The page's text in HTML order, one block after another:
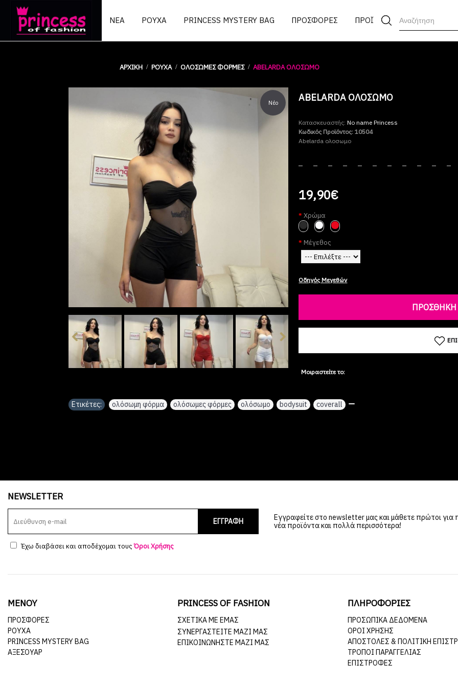
ΝΕΑ ΡΟΥΧΑ PRINCESS MYSTERY BAG ΠΡΟΣΦΟΡΕΣ ΠΡΟΪΟΝΤΑ
ΑΡΧΙΚΉ ΡΟΥΧΑ ΟΛΌΣΩΜΕΣ ΦΌΡΜΕΣ ABELARDA ΟΛΟΣΩΜΟ
Νέο ABELARDA ΟΛΟΣΩΜΟ
Κατασκευαστής:No name Princess
Κωδικός Προϊόντος:10504
Abelarda ολοσωμο
19,90€
Χρώμα
Μέγεθος
Οδηγός Μεγεθών
ΠΡΟΣΘΉΚΗ
Μοιραστείτε το:
Ετικέτες: ολόσωμη φόρμα , ολόσωμες φόρμες , ολόσωμο , bodysuit , coverall ,
NEWSLETTER
ΕΓΓΡΑΦΗ
Εγγραφείτε στο newsletter μας και μάθετε πρώτοι για
νέα προϊόντα και πολλά περισσότερα!
Έχω διαβάσει και αποδέχομαι τουςΌροι Χρήσης
ΜΕΝΟΥ
ΠΡΟΣΦΟΡΕΣ
ΡΟΥΧΑ
PRINCESS MYSTERY BAG
ΑΞΕΣΟΥΑΡ
PRINCESS OF FASHION
ΣΧΕΤΙΚΆ ΜΕ ΕΜΆΣ
ΣΥΝΕΡΓΑΣΤΕΊΤΕ ΜΑΖΊ ΜΑΣ
ΕΠΙΚΟΙΝΩΝΉΣΤΕ ΜΑΖΊ ΜΑΣ
ΠΛΗΡΟΦΟΡΙΕΣ
ΠΡΟΣΩΠΙΚΆ ΔΕΔΟΜΈΝΑ
ΌΡΟΙ ΧΡΉΣΗΣ
ΑΠΟΣΤΟΛΈΣ & ΠΟΛΙΤΙΚΉ
ΤΡΌΠΟΙ ΠΑΡΑΓΓΕΛΊΑΣ
ΕΠΙΣΤΡΟΦΈΣ